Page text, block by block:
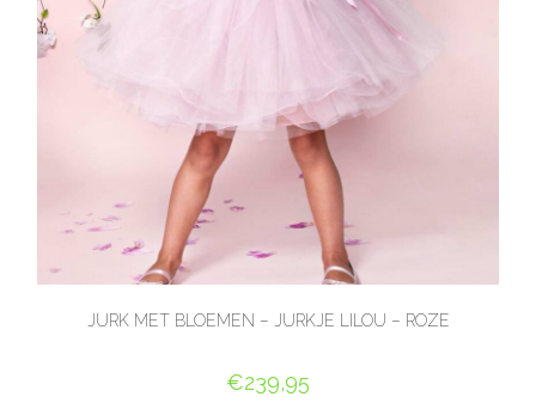
JURK MET BLOEMEN – JURKJE LILOU – ROZE
€239,95